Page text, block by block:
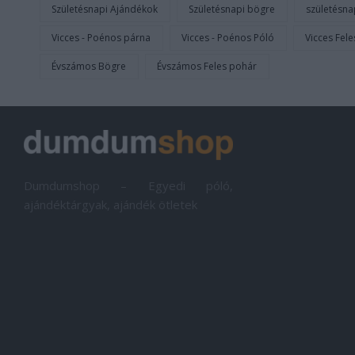
Születésnapi Ajándékok Születésnapi bögre
Vicces - Poénos párna Vicces - Poénos Póló Vicces
Évszámos Bögre Évszámos Feles pohár